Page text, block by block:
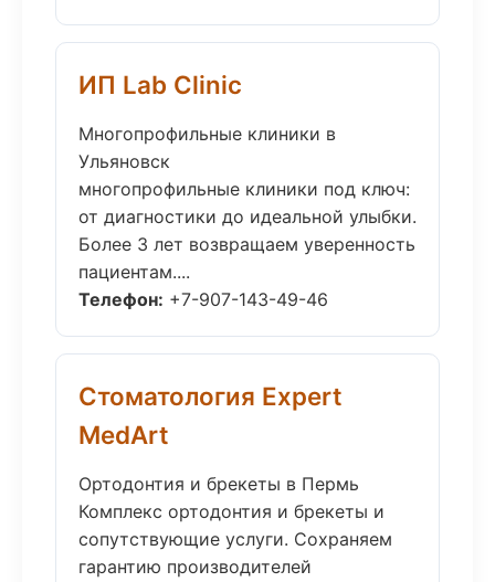
ИП Lab Clinic
Многопрофильные клиники в
Ульяновск
многопрофильные клиники под ключ:
от диагностики до идеальной улыбки.
Более 3 лет возвращаем уверенность
пациентам....
Телефон: +7-907-143-49-46
Стоматология Expert
MedArt
Ортодонтия и брекеты в Пермь
Комплекс ортодонтия и брекеты и
сопутствующие услуги. Сохраняем
гарантию производителей